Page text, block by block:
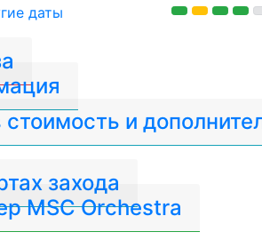
даты
и
захода
MSC Orchestra